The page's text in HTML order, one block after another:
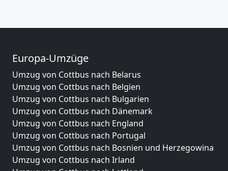
Europa-Umzüge
Umzug von Cottbus nach Belarus
Umzug von Cottbus nach Belgien
Umzug von Cottbus nach Bulgarien
Umzug von Cottbus nach Dänemark
Umzug von Cottbus nach England
Umzug von Cottbus nach Portugal
Umzug von Cottbus nach Bosnien und Herzegowina
Umzug von Cottbus nach Irland